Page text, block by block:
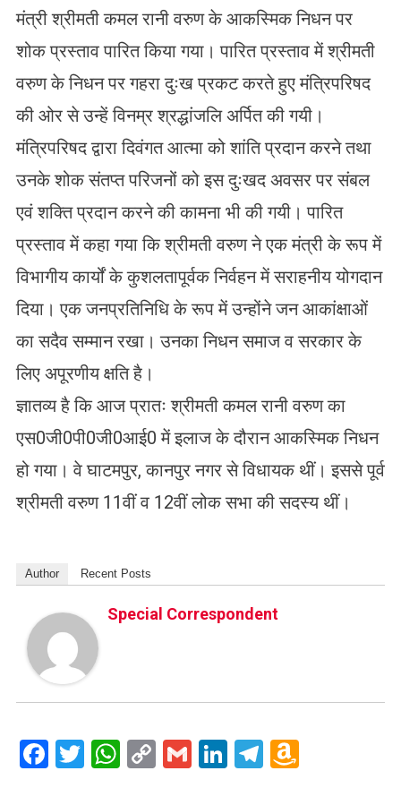
मंत्री श्रीमती कमल रानी वरुण के आकस्मिक निधन पर
शोक प्रस्ताव पारित किया गया। पारित प्रस्ताव में श्रीमती
वरुण के निधन पर गहरा दुःख प्रकट करते हुए मंत्रिपरिषद
की ओर से उन्हें विनम्र श्रद्धांजलि अर्पित की गयी।
मंत्रिपरिषद द्वारा दिवंगत आत्मा को शांति प्रदान करने तथा
उनके शोक संतप्त परिजनों को इस दुःखद अवसर पर संबल
एवं शक्ति प्रदान करने की कामना भी की गयी। पारित
प्रस्ताव में कहा गया कि श्रीमती वरुण ने एक मंत्री के रूप में
विभागीय कार्यों के कुशलतापूर्वक निर्वहन में सराहनीय योगदान
दिया। एक जनप्रतिनिधि के रूप में उन्होंने जन आकांक्षाओं
का सदैव सम्मान रखा। उनका निधन समाज व सरकार के
लिए अपूरणीय क्षति है।
ज्ञातव्य है कि आज प्रातः श्रीमती कमल रानी वरुण का
एस0जी0पी0जी0आई0 में इलाज के दौरान आकस्मिक निधन
हो गया। वे घाटमपुर, कानपुर नगर से विधायक थीं। इससे पूर्व
श्रीमती वरुण 11वीं व 12वीं लोक सभा की सदस्य थीं।
Author Recent Posts
Special Correspondent
Facebook
TwitterWhatsApp
CopyGmailLinkedIn
Telegram